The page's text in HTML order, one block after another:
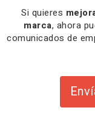
Si quieres
marca, ahora
comunicados de